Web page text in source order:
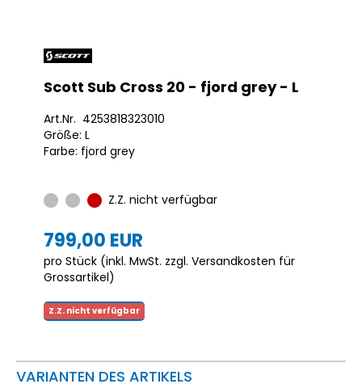
Scott Sub Cross 20 - fjord grey - L
Art.Nr. 4253818323010
Größe: L
Farbe: fjord grey
Z.Z. nicht verfügbar
799,00 EUR
pro Stück (inkl. MwSt. zzgl. Versandkosten für
Grossartikel)
Z.Z. nicht verfügbar
VARIANTEN DES ARTIKELS